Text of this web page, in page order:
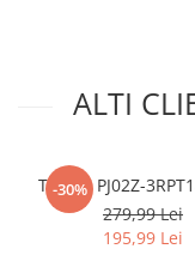
ALTI
-30%
T-Shirt PJ02Z-
279,99 Lei
195,99 Lei